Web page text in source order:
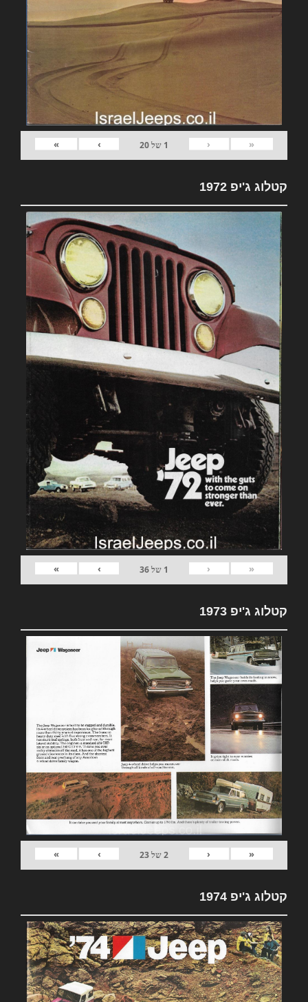
«
‹
1 של20
›
»
קטלוג ג'יפ 1972
«
‹
1 של36
›
»
קטלוג ג'יפ 1973
«
‹
2של23
›
»
קטלוג ג'יפ 1974